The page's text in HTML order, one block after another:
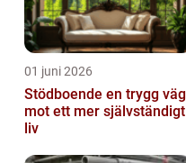
01 juni 2026
Stödboende en trygg väg
mot ett mer självständigt
liv